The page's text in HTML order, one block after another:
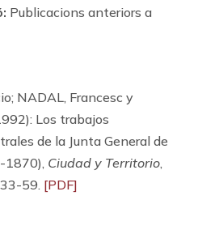
Publicacions anteriors a
NADAL, Francesc y
Los trabajos
de la Junta General de
1870), Ciudad y Territorio,
59. [PDF]